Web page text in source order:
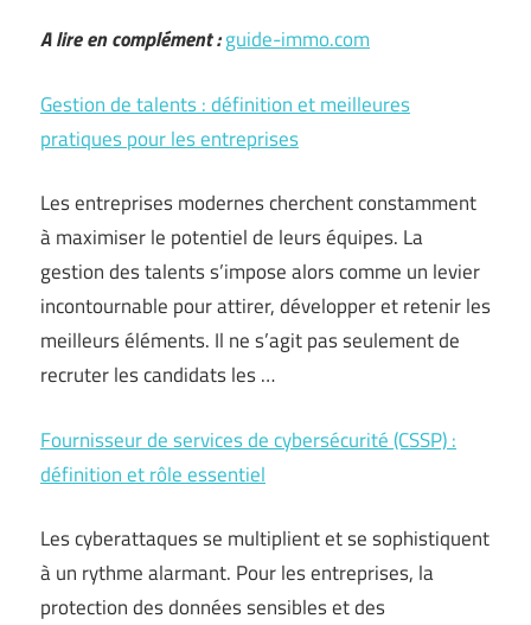
A lire en complément :guide-immo.com
Gestion de talents : définition et meilleures
pratiques pour les entreprises
Les entreprises modernes cherchent constamment
à maximiser le potentiel de leurs équipes. La
gestion des talents s’impose alors comme un levier
incontournable pour attirer, développer et retenir les
meilleurs éléments. Il ne s’agit pas seulement de
recruter les candidats les …
Fournisseur de services de cybersécurité (CSSP) :
définition et rôle essentiel
Les cyberattaques se multiplient et se sophistiquent
à un rythme alarmant. Pour les entreprises, la
protection des données sensibles et des